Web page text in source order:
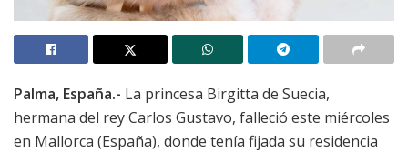
Palma, España.- La princesa Birgitta de Suecia,
hermana del rey Carlos Gustavo, falleció este miércoles
en Mallorca (España), donde tenía fijada su residencia